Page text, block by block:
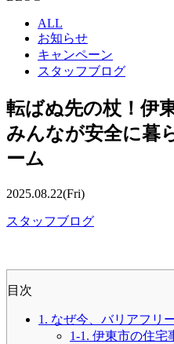
ALL
お知らせ
キャンペーン
スタッフブログ
転ばぬ先の杖！伊
みんなが安全に暮
ーム
2025.08.22(Fri)
スタッフブログ
目次
1. なぜ今、バリアフリ
1-1. 伊東市の住宅